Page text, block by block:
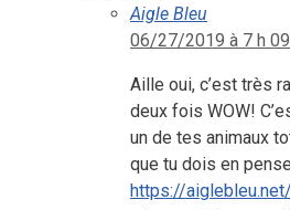
Aigle Bleu
06/27/2019 à 7 h
Aille oui, c’est très
deux fois WOW!
un de tes animaux
que tu dois en
https://